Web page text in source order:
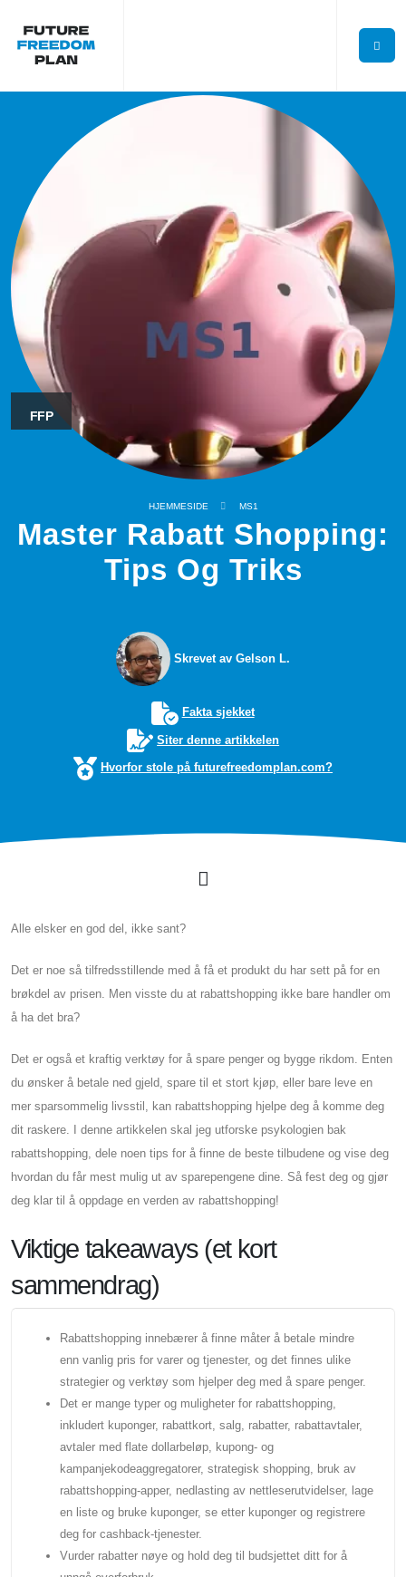
FFP
HJEMMESIDE MS1
Master Rabatt Shopping:
Tips Og Triks
Skrevet av Gelson L.
Fakta sjekket
Siter denne artikkelen
Hvorfor stole på futurefreedomplan.com?
Alle elsker en god del, ikke sant?
Det er noe så tilfredsstillende med å få et produkt du har sett på for en
brøkdel av prisen. Men visste du at rabattshopping ikke bare handler om
å ha det bra?
Det er også et kraftig verktøy for å spare penger og bygge rikdom. Enten
du ønsker å betale ned gjeld, spare til et stort kjøp, eller bare leve en
mer sparsommelig livsstil, kan rabattshopping hjelpe deg å komme deg
dit raskere. I denne artikkelen skal jeg utforske psykologien bak
rabattshopping, dele noen tips for å finne de beste tilbudene og vise deg
hvordan du får mest mulig ut av sparepengene dine. Så fest deg og gjør
deg klar til å oppdage en verden av rabattshopping!
Viktige takeaways (et kort
sammendrag)
Rabattshopping innebærer å finne måter å betale mindre
enn vanlig pris for varer og tjenester, og det finnes ulike
strategier og verktøy som hjelper deg med å spare penger.
Det er mange typer og muligheter for rabattshopping,
inkludert kuponger, rabattkort, salg, rabatter, rabattavtaler,
avtaler med flate dollarbeløp, kupong- og
kampanjekodeaggregatorer, strategisk shopping, bruk av
rabattshopping-apper, nedlasting av nettleserutvidelser, lage
en liste og bruke kuponger, se etter kuponger og registrere
deg for cashback-tjenester.
Vurder rabatter nøye og hold deg til budsjettet ditt for å